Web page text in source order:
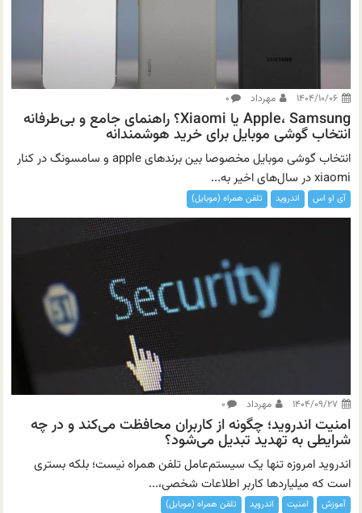
۱۴۰۴/۱۰/۰۶ مهرداد ۰
Apple، Samsung یا Xiaomi؟ راهنمای جامع و بی‌طرفانه
انتخاب گوشی موبایل برای خرید هوشمندانه
انتخاب گوشی موبایل مخصوصا بین برندهای apple و سامسونگ در کنار
xiaomi در سال‌های اخیر به...
آی او اس اندروید تلفن همراه (موبایل)
۱۴۰۴/۰۹/۲۷ مهرداد ۰
امنیت اندروید؛ چگونه از کاربران محافظت می‌کند و در چه
شرایطی به تهدید تبدیل می‌شود؟
اندروید امروزه تنها یک سیستم‌عامل تلفن همراه نیست؛ بلکه بستری
است که میلیاردها کاربر اطلاعات شخصی،...
آموزش امنیت اندروید تلفن همراه (موبایل)